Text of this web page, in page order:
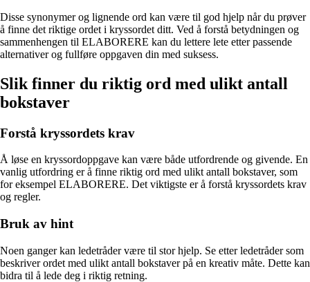
Disse synonymer og lignende ord kan være til god hjelp når du prøver
å finne det riktige ordet i kryssordet ditt. Ved å forstå betydningen og
sammenhengen til ELABORERE kan du lettere lete etter passende
alternativer og fullføre oppgaven din med suksess.
Slik finner du riktig ord med ulikt antall
bokstaver
Forstå kryssordets krav
Å løse en kryssordoppgave kan være både utfordrende og givende. En
vanlig utfordring er å finne riktig ord med ulikt antall bokstaver, som
for eksempel ELABORERE. Det viktigste er å forstå kryssordets krav
og regler.
Bruk av hint
Noen ganger kan ledetråder være til stor hjelp. Se etter ledetråder som
beskriver ordet med ulikt antall bokstaver på en kreativ måte. Dette kan
bidra til å lede deg i riktig retning.